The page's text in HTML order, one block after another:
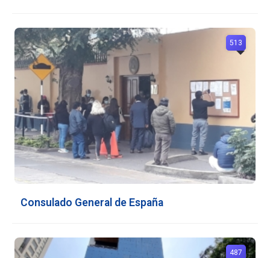
Consulado General de España
513
487